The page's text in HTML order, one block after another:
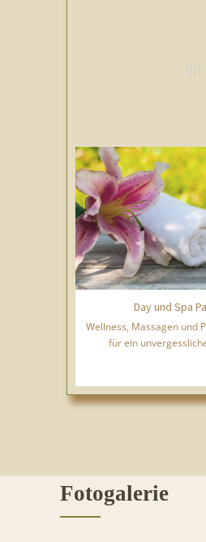
Day und Spa
Wellness, Massagen und
für ein
Fotogalerie